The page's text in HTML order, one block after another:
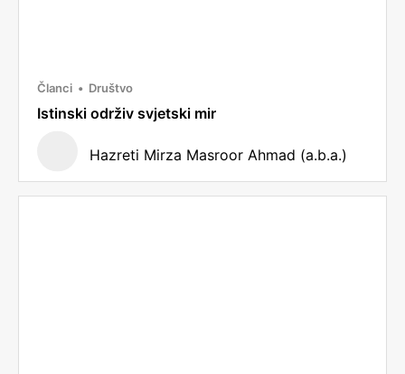
Članci Društvo
Istinski održiv svjetski mir
Hazreti Mirza Masroor Ahmad (a.b.a.)